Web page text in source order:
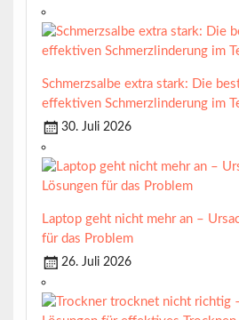
Schmerzsalbe extra stark: Die
effektiven Schmerzlinderung im
30. Juli 2026
Laptop geht nicht mehr an –
für das Problem
26. Juli 2026